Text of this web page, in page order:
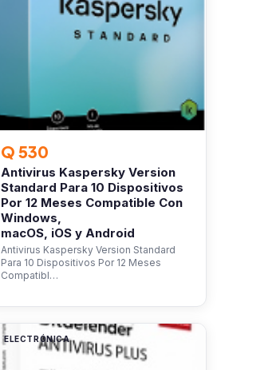
Q 530
Antivirus Kaspersky Version
Standard Para 10 Dispositivos
Por 12 Meses Compatible Con
Windows,
macOS, iOS y Android
Antivirus Kaspersky Version Standard
Para 10 Dispositivos Por 12 Meses
Compatibl…
ELECTRÓNICA